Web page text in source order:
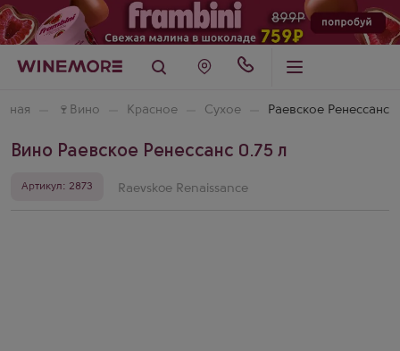
🍷 Вино Красное Сухое Раевское Ренессанс
Вино Раевское Ренессанс 0.75 л
Артикул: 2873 Raevskoe Renaissance